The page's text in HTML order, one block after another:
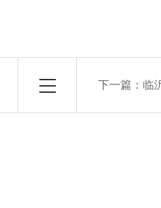
下一篇： 临